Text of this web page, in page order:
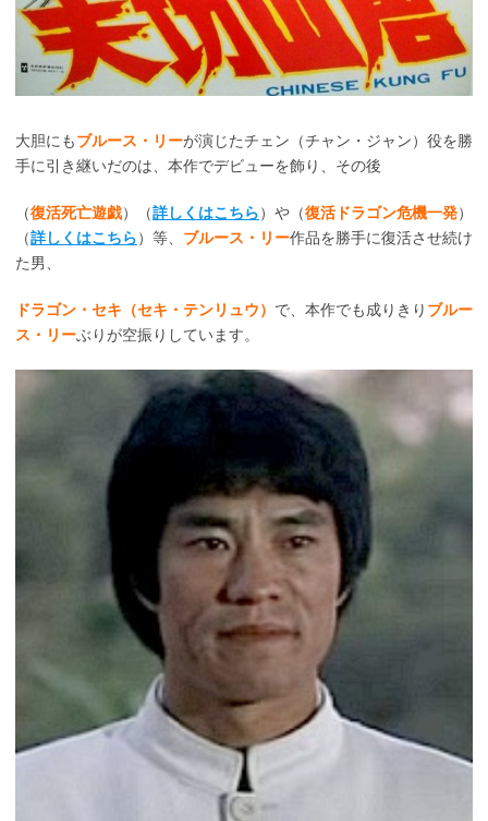
大胆にもブルース・リーが演じたチェン（チャン・ジャン）役を勝
手に引き継いだのは、本作でデビューを飾り、その後
（復活死亡遊戯）（詳しくはこちら）や（復活ドラゴン危機一発）
（詳しくはこちら）等、 ブルース・リー作品を勝手に復活させ続け
た男、
ドラゴン・セキ（セキ・テンリュウ） で、本作でも成りきり ブルー
ス・リーぶりが空振りしています。